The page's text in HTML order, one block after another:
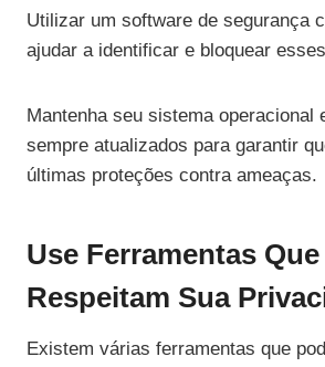
Utilizar um software de segurança
ajudar a identificar e bloquear
Mantenha seu sistema operacional
sempre atualizados para garantir
últimas proteções contra ameaças.
Use Ferramentas Que
Respeitam Sua
Existem várias ferramentas que